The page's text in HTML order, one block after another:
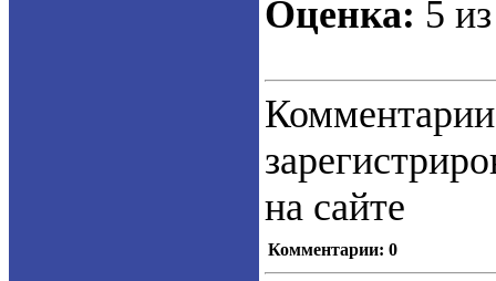
Оценка: 5
на сайте
Комментарии: 0